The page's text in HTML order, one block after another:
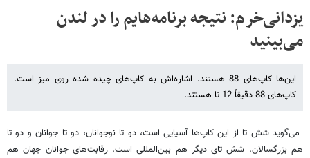
یزدانی‌خرم: نتیجه برنامه‌هایم را در لندن
می‌بینید
این‌ها کاپ‌های 88 هستند. اشاره‌اش به کاپ‌های چیده شده روی میز است.
کاپ‌های 88 دقیقاً 12 تا هستند.
می‌گوید شش تا از این کاپ‌ها آسیایی است، دو تا نوجوانان، دو تا جوانان و دو تا
هم بزرگسالان. شش تای دیگر هم بین‌المللی است. رقابت‌های جوانان جهان هم